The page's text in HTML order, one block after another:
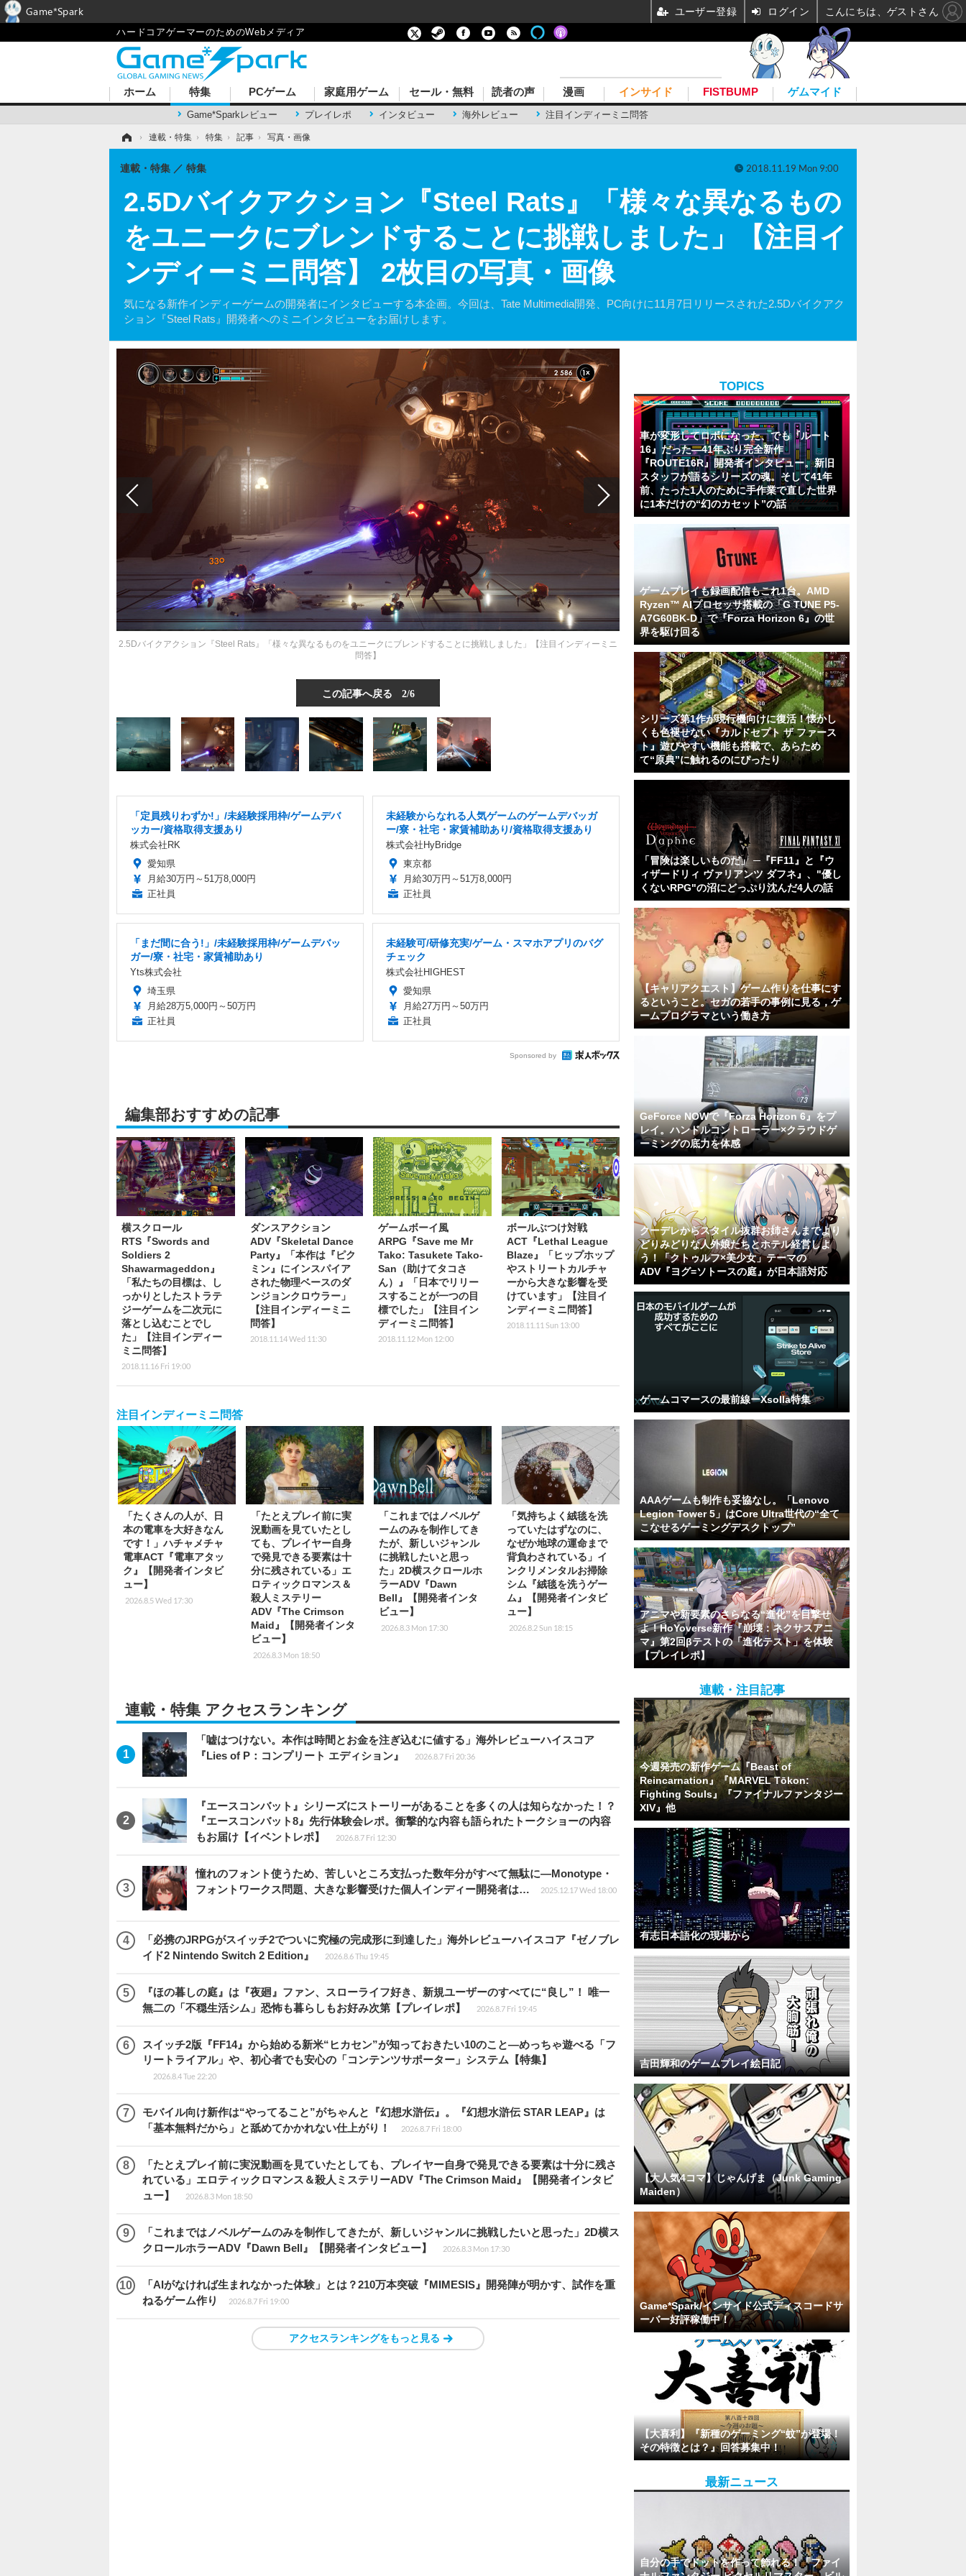
ハードコアゲーマーのためのWebメディア
ホーム 特集
Game*Sparkレビュー プレイレポ インタビュー 海外レビュー 注目インディーミニ問答
PCゲーム 家庭用ゲーム セール・無料 読者の声 漫画 インサイド FISTBUMP ゲムマイド
› 連載・特集 › 特集 › 記事 › 写真・画像
2.5Dバイクアクション『Steel Rats』「様々な異なるもの
をユニークにブレンドすることに挑戦しました」【注目イ
ンディーミニ問答】 2枚目の写真・画像
気になる新作インディーゲームの開発者にインタビューする本企画。今回は、Tate Multimedia開発、PC向けに11月7日リリースされた2.5Dバイクアク
ション『Steel Rats』開発者へのミニインタビューをお届けします。
連載・特集 特集 2018.11.19 Mon 9:00
2.5Dバイクアクション『Steel Rats』「様々な異なるものをユニークにブレンドすることに挑戦しました」【注目インディーミニ
問答】
この記事へ戻る 2/6
「定員残りわずか!」/未経験採用枠/ゲームデバ
ッカー/資格取得支援あり
株式会社RK
愛知県
月給30万円～51万8,000円
正社員
未経験からなれる人気ゲームのゲームデバッガ
ー/寮・社宅・家賃補助あり/資格取得支援あり
株式会社HyBridge
東京都
月給30万円～51万8,000円
正社員
「まだ間に合う!」/未経験採用枠/ゲームデバッ
ガー/寮・社宅・家賃補助あり
Yts株式会社
埼玉県
月給28万5,000円～50万円
正社員
未経験可/研修充実/ゲーム・スマホアプリのバグ
チェック
株式会社HIGHEST
愛知県
月給27万円～50万円
正社員
Sponsored by
編集部おすすめの記事
横スクロール
RTS『Swords and
Soldiers 2
Shawarmageddon』
「私たちの目標は、し
っかりとしたストラテ
ジーゲームを二次元に
落とし込むことでし
た」【注目インディー
ミニ問答】
2018.11.16 Fri 19:00
ダンスアクション
ADV『Skeletal Dance
Party』「本作は『ピク
ミン』にインスパイア
された物理ベースのダ
ンジョンクロウラー」
【注目インディーミニ
問答】
2018.11.14 Wed 11:30
ゲームボーイ風
ARPG『Save me Mr
Tako: Tasukete Tako-
San（助けてタコさ
ん）』「日本でリリー
スすることが一つの目
標でした」【注目イン
ディーミニ問答】
2018.11.12 Mon 12:00
ボールぶつけ対戦
ACT『Lethal League
Blaze』「ヒップホップ
やストリートカルチャ
ーから大きな影響を受
けています」【注目イ
ンディーミニ問答】
2018.11.11 Sun 13:00
注目インディーミニ問答
「たくさんの人が、日
本の電車を大好きなん
です！」ハチャメチャ
電車ACT『電車アタッ
ク』【開発者インタビ
ュー】
2026.8.5 Wed 17:30
「たとえプレイ前に実
況動画を見ていたとし
ても、プレイヤー自身
で発見できる要素は十
分に残されている」エ
ロティックロマンス＆
殺人ミステリー
ADV『The Crimson
Maid』【開発者インタ
ビュー】
2026.8.3 Mon 18:50
「これまではノベルゲ
ームのみを制作してき
たが、新しいジャンル
に挑戦したいと思っ
た」2D横スクロールホ
ラーADV『Dawn
Bell』【開発者インタ
ビュー】
2026.8.3 Mon 17:30
「気持ちよく絨毯を洗
っていたはずなのに、
なぜか地球の運命まで
背負わされている」イ
ンクリメンタルお掃除
シム『絨毯を洗うゲー
ム』【開発者インタビ
ュー】
2026.8.2 Sun 18:15
連載・特集 アクセスランキング
「嘘はつけない。本作は時間とお金を注ぎ込むに値する」海外レビューハイスコア
『Lies of P：コンプリート エディション』
2026.8.7 Fri 20:36
『エースコンバット』シリーズにストーリーがあることを多くの人は知らなかった！？
『エースコンバット8』先行体験会レポ。衝撃的な内容も語られたトークショーの内容
もお届け【イベントレポ】
2026.8.7 Fri 12:30
憧れのフォント使うため、苦しいところ支払った数年分がすべて無駄に―Monotype・
フォントワークス問題、大きな影響受けた個人インディー開発者は…
2025.12.17 Wed 18:00
「必携のJRPGがスイッチ2でついに究極の完成形に到達した」海外レビューハイスコア『ゼノブレ
イド2 Nintendo Switch 2 Edition』
2026.8.6 Thu 19:45
『ほの暮しの庭』は『夜廻』ファン、スローライフ好き、新規ユーザーのすべてに“良し”！ 唯一
無二の「不穏生活シム」恐怖も暮らしもお好み次第【プレイレポ】
2026.8.7 Fri 19:45
スイッチ2版『FF14』から始める新米“ヒカセン”が知っておきたい10のこと―めっちゃ遊べる「フ
リートライアル」や、初心者でも安心の「コンテンツサポーター」システム【特集】
2026.8.4 Tue 22:20
モバイル向け新作は“やってること”がちゃんと『幻想水滸伝』。『幻想水滸伝 STAR LEAP』は
「基本無料だから」と舐めてかかれない仕上がり！
2026.8.7 Fri 18:00
「たとえプレイ前に実況動画を見ていたとしても、プレイヤー自身で発見できる要素は十分に残さ
れている」エロティックロマンス＆殺人ミステリーADV『The Crimson Maid』【開発者インタビ
ュー】
2026.8.3 Mon 18:50
「これまではノベルゲームのみを制作してきたが、新しいジャンルに挑戦したいと思った」2D横ス
クロールホラーADV『Dawn Bell』【開発者インタビュー】
2026.8.3 Mon 17:30
「AIがなければ生まれなかった体験」とは？210万本突破『MIMESIS』開発陣が明かす、試作を重
ねるゲーム作り
2026.8.7 Fri 19:00
アクセスランキングをもっと見る
TOPICS
車が変形してロボになった、でも『ルート
16』だった―41年ぶり完全新作
『ROUTE16R』開発者インタビュー。新旧
スタッフが語るシリーズの魂。そして41年
前、たった1人のために手作業で直した世界
に1本だけの“幻のカセット”の話
ゲームプレイも録画配信もこれ1台。AMD
Ryzen™ AIプロセッサ搭載の「G TUNE P5-
A7G60BK-D」で『Forza Horizon 6』の世
界を駆け回る
シリーズ第1作が現行機向けに復活！懐かし
くも色褪せない『カルドセプト ザ ファース
ト』遊びやすい機能も搭載で、あらため
て“原典”に触れるのにぴったり
「冒険は楽しいものだ」 ─『FF11』と『ウ
ィザードリィ ヴァリアンツ ダフネ』、"優し
くないRPG"の沼にどっぷり沈んだ4人の話
【キャリアクエスト】ゲーム作りを仕事にす
るということ。セガの若手の事例に見る，ゲ
ームプログラマという働き方
GeForce NOWで『Forza Horizon 6』をプ
レイ。ハンドルコントローラー×クラウドゲ
ーミングの底力を体感
クーデレからスタイル抜群お姉さんまでより
どりみどりな人外娘たちとホテル経営しよ
う！「クトゥルフ×美少女」テーマの
ADV『ヨグ=ソトースの庭』が日本語対応
ゲームコマースの最前線ーXsolla特集
AAAゲームも制作も妥協なし。「Lenovo
Legion Tower 5」はCore Ultra世代の“全て
こなせるゲーミングデスクトップ”
アニマや新要素のさらなる“進化”を目撃せ
よ！HoYoverse新作『崩壊：ネクサスアニ
マ』第2回βテストの「進化テスト」を体験
【プレイレポ】
連載・注目記事
今週発売の新作ゲーム『Beast of
Reincarnation』『MARVEL Tōkon:
Fighting Souls』『ファイナルファンタジー
XIV』他
有志日本語化の現場から
吉田輝和のゲームプレイ絵日記
【大人気4コマ】じゃんげま（Junk Gaming
Maiden）
Game*Spark/インサイド公式ディスコードサ
ーバー好評稼働中！
【大喜利】『新種のゲーミング“蚊”が登場！
その特徴とは？』回答募集中！
最新ニュース
自分の手でドットを作って飾れる！「ファイ
Game*Spark ユーザー登録 ログイン こんにちは、ゲストさん